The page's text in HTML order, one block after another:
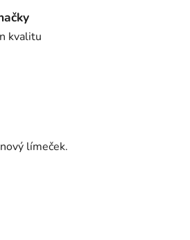
kvalitu
límeček.